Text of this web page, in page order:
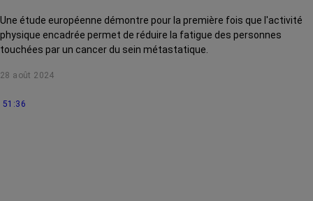
Une étude européenne démontre pour la première fois que l'activité
physique encadrée permet de réduire la fatigue des personnes
touchées par un cancer du sein métastatique.
28 août 2024
51:36